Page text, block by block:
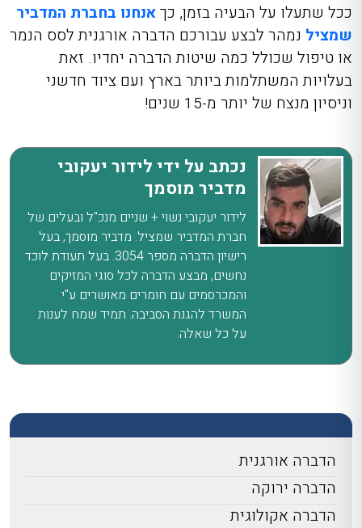
ככל שתעלו על הבעיה בזמן, כךאנחנו בחברת המדביר
שמציל נמהר לבצע עבורכם הדברה אורגנית לסס הנמר
או טיפול שכולל כמה שיטות הדברה יחדיו. זאת
בעלויות המשתלמות ביותר בארץ ועם ציוד חדשני
וניסיון מנצח של יותר מ-15 שנים!
נכתב על ידי לידור יעקובי
מדביר מוסמך
לידור יעקובי נשוי + שניים מנכ"ל ובעלים של
חברת המדביר שמציל. מדביר מוסמך, בעל
רישיון הדברה מספר 3054. בעל תעודת לוכד
נחשים, מבצע הדברה לכל סוגי המזיקים
והמכרסמים עם חומרים מאושרים ע"י
המשרד להגנת הסביבה. תמיד שמח לענות
על כל שאלה.
הדברה אורגנית
הדברה ירוקה
הדברה אקולוגית